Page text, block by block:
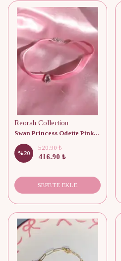
Reorah Collection
Swan Princess Odette Pink Choker
%20
520.90 ₺
416.90 ₺
SEPETE EKLE